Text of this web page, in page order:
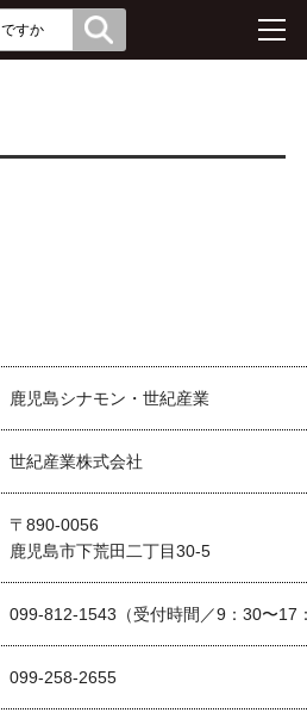
鹿児島シナモン・世紀産業
世紀産業株式会社
〒890-0056
鹿児島市下荒田二丁目30-5
099-812-1543（受付時間／9：30〜17
099-258-2655